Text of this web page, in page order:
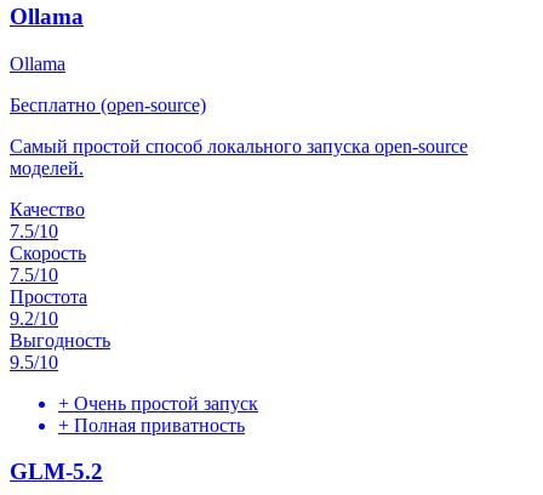
Ollama
Ollama
Бесплатно (open-source)
Самый простой способ локального запуска open-source
моделей.
Качество
7.5/10
Скорость
7.5/10
Простота
9.2/10
Выгодность
9.5/10
+ Очень простой запуск
+ Полная приватность
GLM-5.2